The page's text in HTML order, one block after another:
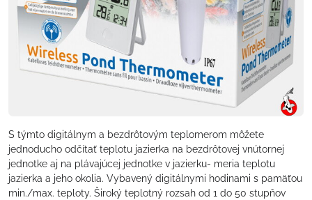
S týmto digitálnym a bezdrôtovým teplomerom môžete
jednoducho odčítať teplotu jazierka na bezdrôtovej vnútornej
jednotke aj na plávajúcej jednotke v jazierku- meria teplotu
jazierka a jeho okolia. Vybavený digitálnymi hodinami s pamäťou
min./max. teploty. Široký teplotný rozsah od 1 do 50 stupňov